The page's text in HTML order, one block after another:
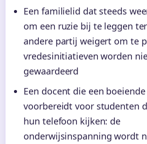
Een familielid dat steeds
om een ruzie bij te leggen
andere partij weigert om te
vredesinitiatieven worden
gewaardeerd
Een docent die een boeiende
voorbereidt voor studenten
hun telefoon kijken: de
onderwijsinspanning wordt